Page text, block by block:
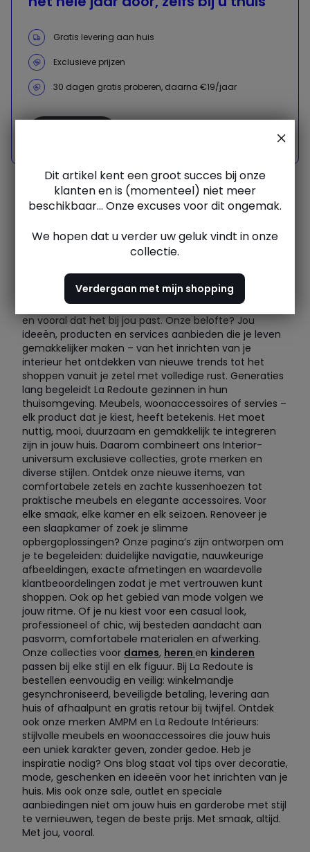
Gratis levering aan huis
Exclusieve prijzen
30 dagen gratis proberen, daarna €19/jaar
Meubels, linnengoed,
decoratie, mode
Bij La Redoute hebben we een eenvoudige overtuiging:
jouw dagelijks leven verdient meer comfort, meer stijl
en vooral dat het bij jou past. Onze belofte? Jou
ideeën, producten en services aanbieden die je leven
gemakkelijker maken – van het inrichten van je
interieur het ontdekken van nieuwe trends tot het
shoppen vanuit je zetel met volledige rust. Generaties
lang begeleidt La Redoute gezinnen in hun
thuisomgeving. Meubels, woonaccessoires of servies –
elk product dat je kiest, heeft betekenis. Het moet
nuttig, mooi, duurzaam en gemakkelijk te integreren
zijn in jouw huis. Daarom combineert ons Interior-
universum exclusieve collecties, grote merken en
diverse stijlen. Ontdek onze nieuwe items, van
comfortabele zetels en zachte kussenhoezen tot
praktische meubels en elegante accessoires. Voor
elke smaak, elke kamer en elk seizoen. Renoveer je
een slaapkamer of zoek je slimme
opbergoplossingen? Onze pagina’s zijn ontworpen om
je te begeleiden: duidelijke navigatie, nauwkeurige
afbeeldingen, exacte afmetingen en waardevolle
klantbeoordelingen zodat je met vertrouwen kunt
shoppen. Ook op het gebied van mode volgen we
jouw ritme. Of je nu kiest voor een casual look,
professioneel of chic, wij besteden aandacht aan
pasvorm, comfortabele materialen en afwerking.
Onze collecties voor dames, heren en kinderen
passen bij elke stijl en elk figuur. Bij La Redoute is
bestellen eenvoudig en veilig: winkelmandje
gesynchroniseerd, beveiligde betaling, levering aan
huis of afhaalpunt en gratis retour bij twijfel. Ontdek
ook onze merken AMPM en La Redoute Intérieurs:
stijlvolle meubels en woonaccessoires die jouw huis
een uniek karakter geven, zonder gedoe. Heb je
inspiratie nodig? Ons blog staat vol tips over decoratie,
mode, geschenken en ideeën voor het inrichten van je
huis. Mis ook onze sale, outlet en speciale
aanbiedingen niet om jouw huis en garderobe met stijl
te vernieuwen, tegen de beste prijs. Met smaak, altijd.
Met jou, vooral.
Dit artikel kent een groot succes bij onze
klanten en is (momenteel) niet meer
beschikbaar... Onze excuses voor dit ongemak.
We hopen dat u verder uw geluk vindt in onze
collectie.
Verdergaan met mijn shopping